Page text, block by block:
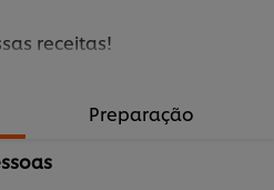
receitas!
Preparação